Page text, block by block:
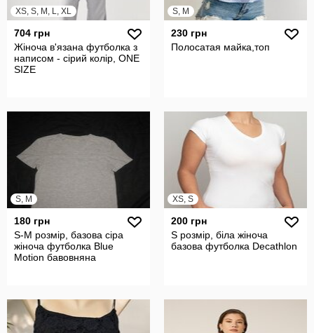
XS, S, M, L, XL
704 грн
Жіноча в'язана футболка з
написом - сірий колір, ONE
SIZE
S, M
230 грн
Полосатая майка,топ
S, M
180 грн
S-M розмір, базова сіра
жіноча футболка Blue
Motion бавовняна
XS, S
200 грн
S розмір, біла жіноча
базова футболка Decathlon